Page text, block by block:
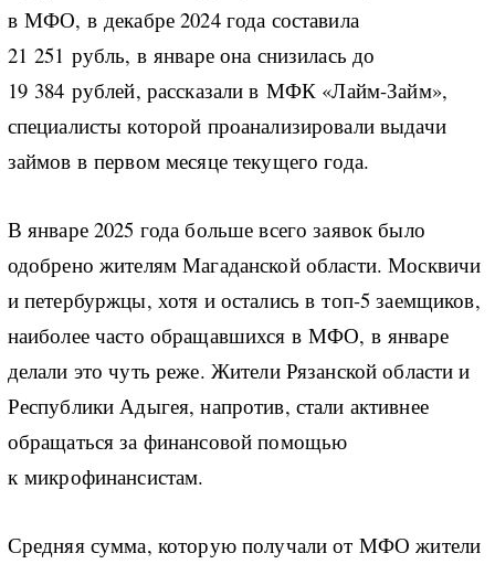
в МФО, в декабре 2024 года составила
21 251 рубль, в январе она снизилась до
19 384 рублей, рассказали в МФК «Лайм-Займ»,
специалисты которой проанализировали выдачи
займов в первом месяце текущего года.
В январе 2025 года больше всего заявок было
одобрено жителям Магаданской области. Москвичи
и петербуржцы, хотя и остались в топ-5 заемщиков,
наиболее часто обращавшихся в МФО, в январе
делали это чуть реже. Жители Рязанской области и
Республики Адыгея, напротив, стали активнее
обращаться за финансовой помощью
к микрофинансистам.
Средняя сумма, которую получали от МФО жители